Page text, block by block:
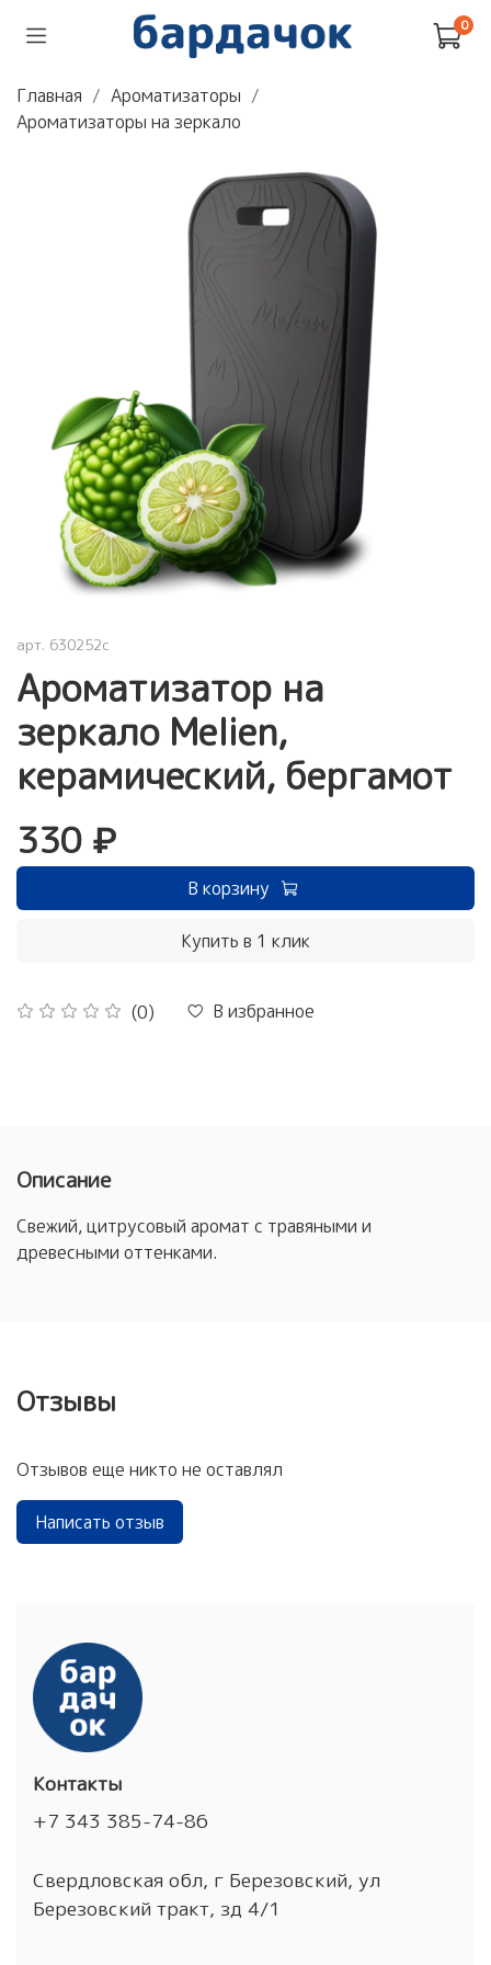
0
Главная
Ароматизаторы
Ароматизаторы на зеркало
арт. 630252c
Ароматизатор на
зеркало Melien,
керамический, бергамот
(0) В избранное
330 ₽
В корзину
Купить в 1 клик
Описание
Свежий, цитрусовый аромат с травяными и
древесными оттенками.
Отзывы
Отзывов еще никто не оставлял
Написать отзыв
Контакты
+7 343 385-74-86
Свердловская обл, г Березовский, ул
Березовский тракт, зд 4/1